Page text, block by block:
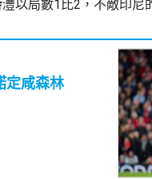
以局數1比2，不敵印尼
定咸森林